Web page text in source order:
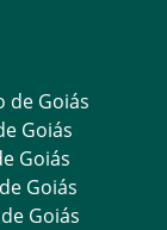
de Goiás
Goiás
Goiás
Goiás
Goiás